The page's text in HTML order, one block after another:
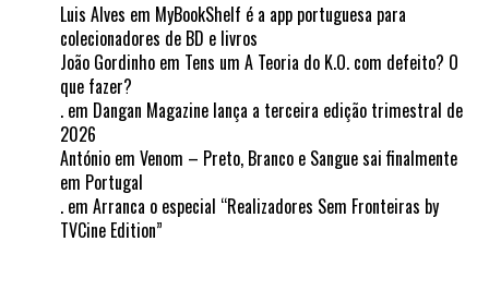
Luis Alves em MyBookShelf é a app portuguesa para
colecionadores de BD e livros
João Gordinho em Tens um A Teoria do K.O. com defeito? O
que fazer?
. em Dangan Magazine lança a terceira edição trimestral de
2026
António em Venom – Preto, Branco e Sangue sai finalmente
em Portugal
. em Arranca o especial “Realizadores Sem Fronteiras by
TVCine Edition”